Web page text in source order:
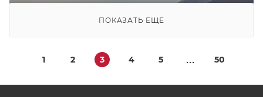
ПОКАЗАТЬ ЕЩЕ
1 2 3 4 5 50